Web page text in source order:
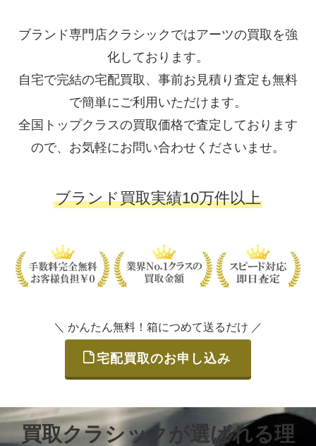
ブランド専門店クラシックではアーツの買取を強
化しております。
自宅で完結の宅配買取、事前お見積り査定も無料
で簡単にご利用いただけます。
全国トップクラスの買取価格で査定しております
ので、お気軽にお問い合わせくださいませ。
ブランド買取実績10万件以上
＼ かんたん無料！箱につめて送るだけ ／
宅配買取のお申し込み
買取クラシックが選ばれる理